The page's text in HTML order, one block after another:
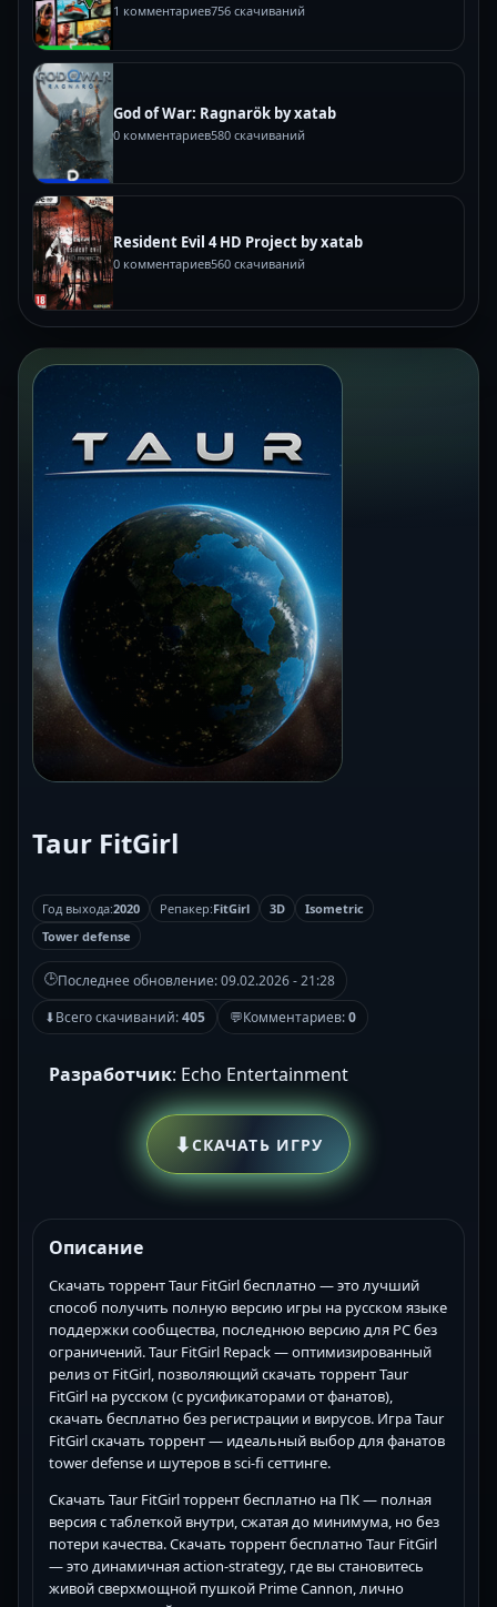
1 комментариев756 скачиваний
God of War: Ragnarök by xatab
0 комментариев580 скачиваний
Resident Evil 4 HD Project by xatab
0 комментариев560 скачиваний
Taur FitGirl
Год выхода:2020 Репакер:FitGirl 3D
Isometric
Tower defense
🕒Последнее обновление:09.02.2026 - 21:28
⬇Всего скачиваний:405 💬Комментариев:0
Разработчик: Echo Entertainment
⬇СКАЧАТЬ ИГРУ
Описание
Скачать торрент Taur FitGirl бесплатно — это лучший
способ получить полную версию игры на русском языке
поддержки сообщества, последнюю версию для PC без
ограничений. Taur FitGirl Repack — оптимизированный
релиз от FitGirl, позволяющий скачать торрент Taur
FitGirl на русском (с русификаторами от фанатов),
скачать бесплатно без регистрации и вирусов. Игра Taur
FitGirl скачать торрент — идеальный выбор для фанатов
tower defense и шутеров в sci-fi сеттинге.
Скачать Taur FitGirl торрент бесплатно на ПК — полная
версия с таблеткой внутри, сжатая до минимума, но без
потери качества. Скачать торрент бесплатно Taur FitGirl
— это динамичная action-strategy, где вы становитесь
живой сверхмощной пушкой Prime Cannon, лично